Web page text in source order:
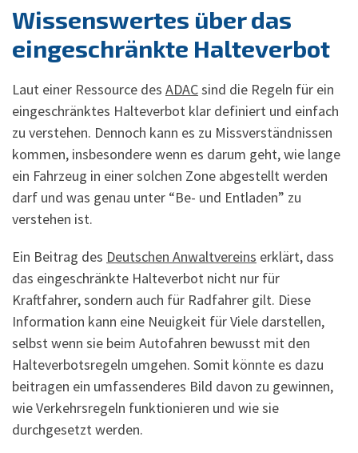
Wissenswertes über das
eingeschränkte Halteverbot
Laut einer Ressource des ADACsind die Regeln für ein
eingeschränktes Halteverbot klar definiert und einfach
zu verstehen. Dennoch kann es zu Missverständnissen
kommen, insbesondere wenn es darum geht, wie lange
ein Fahrzeug in einer solchen Zone abgestellt werden
darf und was genau unter “Be- und Entladen” zu
verstehen ist.
Ein Beitrag des Deutschen Anwaltvereins erklärt, dass
das eingeschränkte Halteverbot nicht nur für
Kraftfahrer, sondern auch für Radfahrer gilt. Diese
Information kann eine Neuigkeit für Viele darstellen,
selbst wenn sie beim Autofahren bewusst mit den
Halteverbotsregeln umgehen. Somit könnte es dazu
beitragen ein umfassenderes Bild davon zu gewinnen,
wie Verkehrsregeln funktionieren und wie sie
durchgesetzt werden.